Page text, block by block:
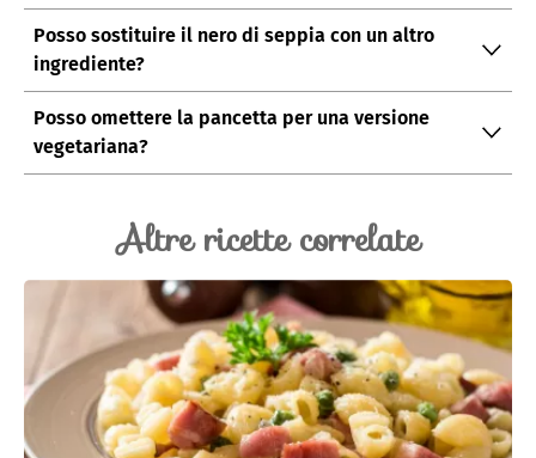
Posso sostituire il nero di seppia con un altro
ingrediente?
Il nero di seppia è fondamentale per il caratteristico
sapore e colore del risotto. Tuttavia, potete
sperimentare con inchiostro di calamaro se non
Posso omettere la pancetta per una versione
vegetariana?
più verdure o funghi per mantenere il piatto ricco e
Altre ricette correlate